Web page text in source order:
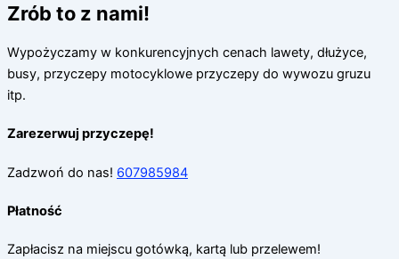
Zrób to z nami!
Wypożyczamy w konkurencyjnych cenach lawety, dłużyce,
busy, przyczepy motocyklowe przyczepy do wywozu gruzu
itp.
Zarezerwuj przyczepę!
Zadzwoń do nas! 607985984
Płatność
Zapłacisz na miejscu gotówką, kartą lub przelewem!